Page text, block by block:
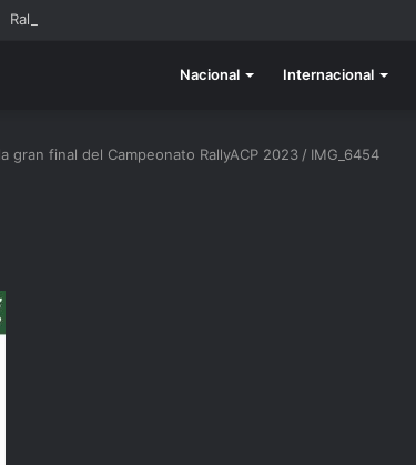
Rally Pisco 2026: todo listo para la gran final del RallyACP
Nacional Internacional
gran final del Campeonato RallyACP 2023 / IMG_6454